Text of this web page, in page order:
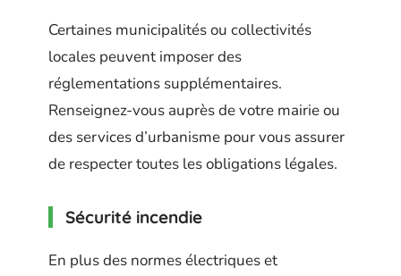
Certaines municipalités ou collectivités
locales peuvent imposer des
réglementations supplémentaires.
Renseignez-vous auprès de votre mairie ou
des services d’urbanisme pour vous assurer
de respecter toutes les obligations légales.
Sécurité incendie
En plus des normes électriques et